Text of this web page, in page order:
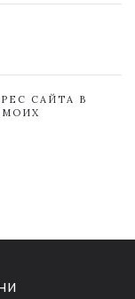
САЙТА В